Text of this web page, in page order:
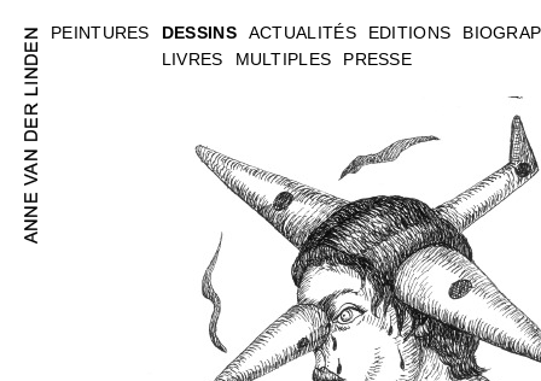
PEINTURES
DESSINS
LIVRES
MULTIPLES PRESSE
ACTUALITÉS EDITIONS